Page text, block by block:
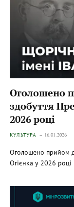
Оголошено
здобуття
2026 році
КУЛЬТУРА 16.01.2026
Оголошено прийом
Огієнка у 2026 році